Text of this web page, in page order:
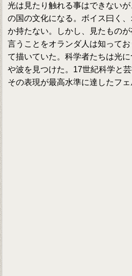
光は見たり触れる事はできない
の国の文化になる。ボイス曰く
か持たない。しかし、見たもの
言うことをオランダ人は知って
て描いていた。科学者たちは光
や波を見つけた。17世紀科学と
その表現が最高水準に達したフェ